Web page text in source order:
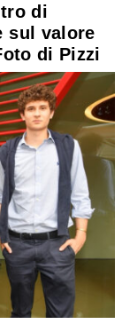
di
sul valore
di Pizzi